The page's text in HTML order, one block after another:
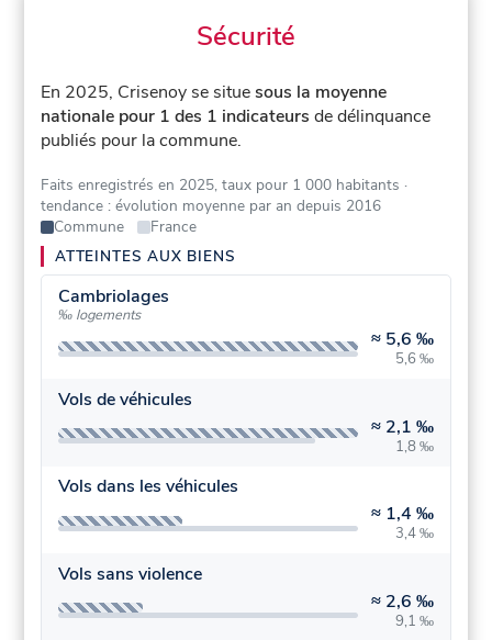
Sécurité
En 2025, Crisenoy se situesous la moyenne
nationale pour 1 des 1 indicateurs de délinquance
publiés pour la commune.
Faits enregistrés en 2025, taux pour 1 000 habitants ·
tendance : évolution moyenne par an depuis 2016
Commune
France
ATTEINTES AUX BIENS
Cambriolages
‰ logements
≈ 5,6 ‰
5,6 ‰
Vols de véhicules
≈ 2,1 ‰
1,8 ‰
Vols dans les véhicules
≈ 1,4 ‰
3,4 ‰
Vols sans violence
≈ 2,6 ‰
9,1 ‰